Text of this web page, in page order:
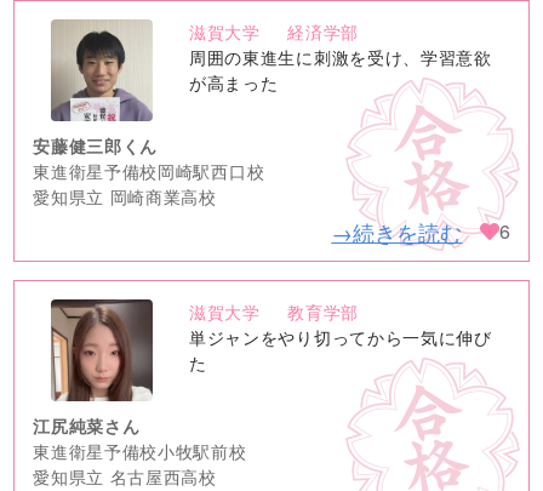
no
image
滋賀大学
経済学部
周囲の東進生に刺激を受け、学習意欲
が高まった
安藤健三郎くん
東進衛星予備校岡崎駅西口校
愛知県立 岡崎商業高校
→続きを読む 6
no
image
滋賀大学
教育学部
単ジャンをやり切ってから一気に伸び
た
江尻純菜さん
東進衛星予備校小牧駅前校
愛知県立 名古屋西高校